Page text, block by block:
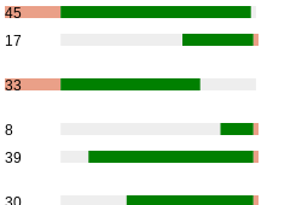
45
17
33
8
39